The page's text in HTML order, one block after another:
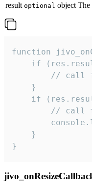
result optional object The
function
if
// call
    }
if
// call
    }
}